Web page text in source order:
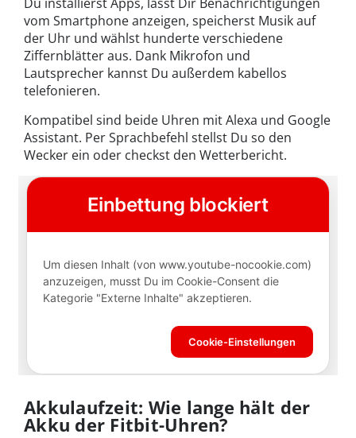
vom Smartphone anzeigen, speicherst Musik auf
der Uhr und wählst hunderte verschiedene
Ziffernblätter aus. Dank Mikrofon und
Lautsprecher kannst Du außerdem kabellos
telefonieren.
Kompatibel sind beide Uhren mit Alexa und Google
Assistant. Per Sprachbefehl stellst Du so den
Wecker ein oder checkst den Wetterbericht.
Akkulaufzeit: Wie lange hält der
Akku der Fitbit-Uhren?